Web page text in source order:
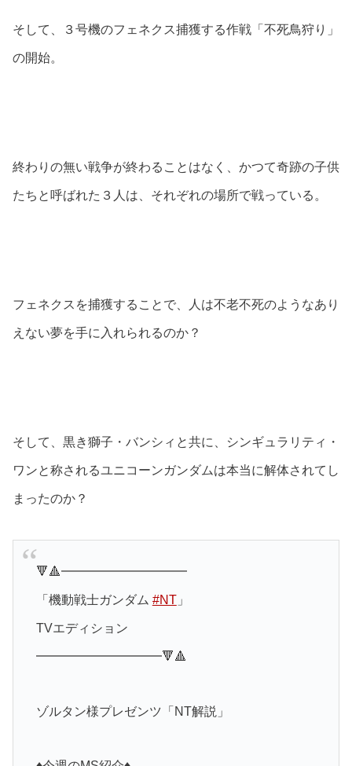
そして、３号機のフェネクス捕獲する作戦「不死鳥狩り」
の開始。
終わりの無い戦争が終わることはなく、かつて奇跡の子供
たちと呼ばれた３人は、それぞれの場所で戦っている。
フェネクスを捕獲することで、人は不老不死のようなあり
えない夢を手に入れられるのか？
そして、黒き獅子・バンシィと共に、シンギュラリティ・
ワンと称されるユニコーンガンダムは本当に解体されてし
まったのか？
🔻🔺━━━━━━━━━━
「機動戦士ガンダム #NT」
TVエディション
━━━━━━━━━━🔻🔺
ゾルタン様プレゼンツ「NT解説」